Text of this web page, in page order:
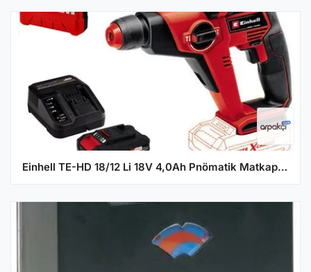
Einhell TE-HD 18/12 Li 18V 4,0Ah Pnömatik Matkap + Taşıma Çantası